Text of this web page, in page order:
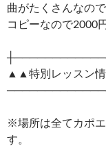
曲がたくさんなので
コピーなので2000
▲▲特別レッスン
※場所は全てカポ
す。